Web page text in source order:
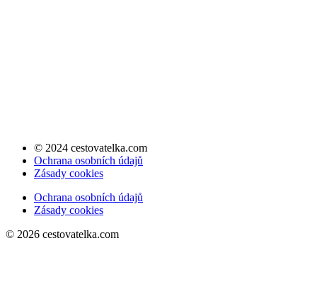
© 2024 cestovatelka.com
Ochrana osobních údajů
Zásady cookies
Ochrana osobních údajů
Zásady cookies
© 2026 cestovatelka.com